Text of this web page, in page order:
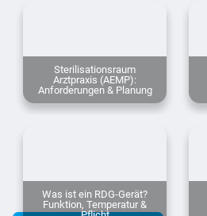
Sterilisationsraum
Arztpraxis (AEMP):
Anforderungen & Planung
Was ist ein RDG-Gerät?
Funktion, Temperatur &